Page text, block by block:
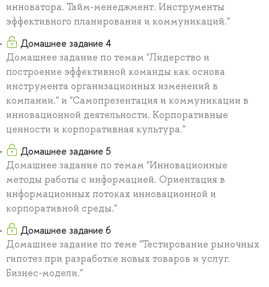
инноватора. Тайм-менеджмент. Инструменты
эффективного планирования и коммуникаций."
Домашнее задание 4
Домашнее задание по темам "Лидерство и
построение эффективной команды как основа
инструмента организационных изменений в
компании." и "Самопрезентация и коммуникации в
инновационной деятельности. Корпоративные
ценности и корпоративная культура."
Домашнее задание 5
Домашнее задание по темам "Инновационные
методы работы с информацией. Ориентация в
информационных потоках инновационной и
корпоративной среды."
Домашнее задание 6
Домашнее задание по теме "Тестирование рыночных
гипотез при разработке новых товаров и услуг.
Бизнес-модели."